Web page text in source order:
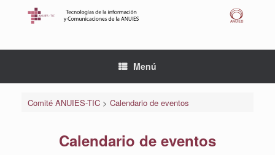
Menú
Comité ANUIES-TIC> Calendario de eventos
Calendario de eventos